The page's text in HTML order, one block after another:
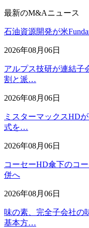
最新のM&Aニュース
石油資源開発が米
2026年08月06日
アルプス技研が連結子
割と派…
2026年08月06日
ミスターマックスHD
式を…
2026年08月06日
コーセーHD傘下のコ
併へ
2026年08月06日
味の素、完全子会社の
基本方…